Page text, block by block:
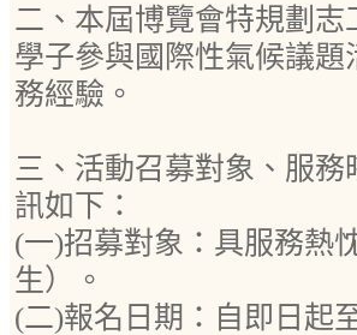
二、本屆博覽會特規劃
學子參與國際性氣候議
務經驗。
三、活動召募對象、服
訊如下：
(一)招募對象：具服務熱
生）。
(二)報名日期：自即日起